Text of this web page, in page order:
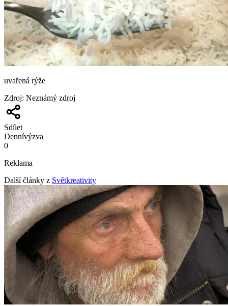
uvařená rýže
Zdroj: Neznámý zdroj
Sdílet
Dennívýzva
0
Reklama
Další články z Světkreativity